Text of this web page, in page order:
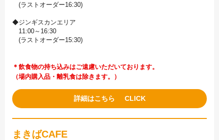
(ラストオーダー16:30)
◆ジンギスカンエリア
11:00～16:30
(ラストオーダー15:30)
＊飲食物の持ち込みはご遠慮いただいております。
（場内購入品・離乳食は除きます。）
詳細はこちら
まきばCAFE